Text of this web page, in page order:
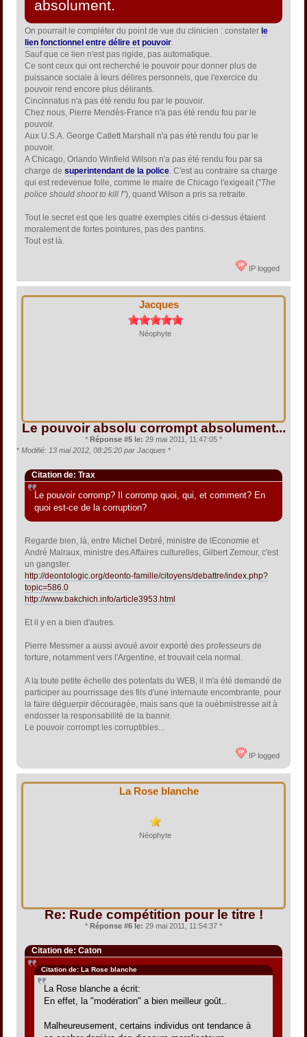
absolument.
On pourrait le compléter du point de vue du clinicien : constaterle
lien fonctionnel entre délire et pouvoir
Sauf que ce lien n'est pas rigide, pas automatique.
Ce sont ceux qui ont recherché le pouvoir pour donner plus de
puissance sociale à leurs délires personnels, que l'exercice du
pouvoir rend encore plus délirants.
Cincinnatus n'a pas été rendu fou par le pouvoir.
Chez nous, Pierre Mendès-France n'a pas été rendu fou par le
pouvoir.
Aux U.S.A. George Catlett Marshall n'a pas été rendu fou par le
pouvoir.
A Chicago, Orlando Winfield Wilson n'a pas été rendu fou par sa
charge desuperintendant de la police . C'est au contraire sa charge
qui est redevenue folle, comme le maire de Chicago l'exigeait ("The
police should shoot to kill !"), quand Wilson a pris sa retraite.
Tout le secret est que les quatre exemples cités ci-dessus étaient
moralement de fortes pointures, pas des pantins.
Tout est là.
IP logged
Jacques
Néophyte
Le pouvoir absolu corrompt absolument...
* Réponse #5 le: 29 mai 2011, 11:47:05 *
* Modifié: 13 mai 2012, 08:25:20 par Jacques *
Citation de: Trax
Le pouvoir corromp? Il corromp quoi, qui, et comment? En
quoi est-ce de la corruption?
Regarde bien, là, entre Michel Debré, ministre de lEconomie et
André Malraux, ministre des Affaires culturelles, Gilbert Zemour, c'est
un gangster.
http://deontologic.org/deonto-famille/citoyens/debattre/index.php?
topic=586.0
http://www.bakchich.info/article3953.html
Et il y en a bien d'autres.
Pierre Messmer a aussi avoué avoir exporté des professeurs de
torture, notamment vers l'Argentine, et trouvait cela normal.
A la toute petite échelle des potentats du WEB, il m'a été demandé de
participer au pourrissage des fils d'une internaute encombrante, pour
la faire déguerpir découragée, mais sans que la ouèbmistresse ait à
endosser la responsabilité de la bannir.
Le pouvoir corrompt les corruptibles...
IP logged
La Rose blanche
Néophyte
Re: Rude compétition pour le titre !
* Réponse #6 le: 29 mai 2011, 11:54:37 *
Citation de: Caton
Citation de: La Rose blanche
La Rose blanche a écrit:
En effet, la "modération" a bien meilleur goût..
Malheureusement, certains individus ont tendance à